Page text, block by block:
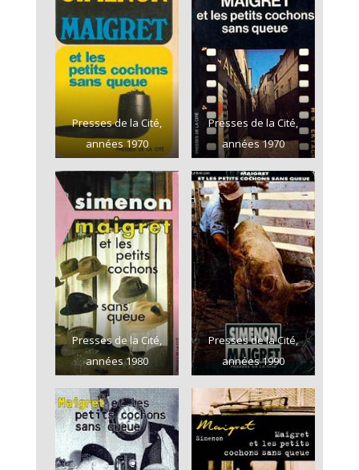
Presses de la Cité,
années 1970
Presses de la Cité,
années 1970
Presses de la Cité,
années 1980
Presses de la Cité,
années 1990